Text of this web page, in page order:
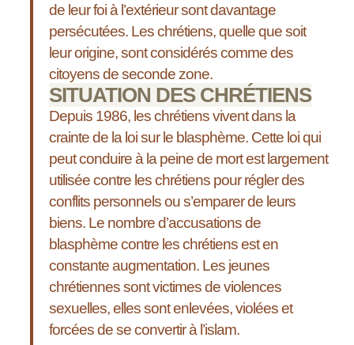
de leur foi à l’extérieur sont davantage
persécutées. Les chrétiens, quelle que soit
leur origine, sont considérés comme des
citoyens de seconde zone.
SITUATION DES CHRÉTIENS
Depuis 1986, les chrétiens vivent dans la
crainte de la loi sur le blasphème. Cette loi qui
peut conduire à la peine de mort est largement
utilisée contre les chrétiens pour régler des
conflits personnels ou s’emparer de leurs
biens. Le nombre d’accusations de
blasphème contre les chrétiens est en
constante augmentation. Les jeunes
chrétiennes sont victimes de violences
sexuelles, elles sont enlevées, violées et
forcées de se convertir à l’islam.